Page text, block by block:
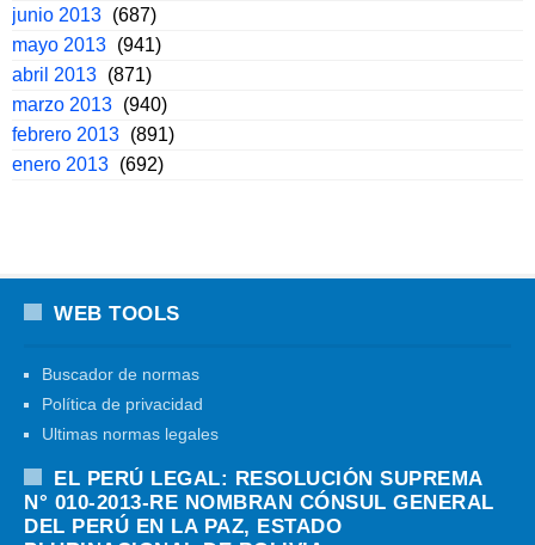
junio 2013 (687)
mayo 2013 (941)
abril 2013 (871)
marzo 2013 (940)
febrero 2013 (891)
enero 2013 (692)
WEB TOOLS
Buscador de normas
Política de privacidad
Ultimas normas legales
EL PERÚ LEGAL: RESOLUCIÓN SUPREMA
N° 010-2013-RE NOMBRAN CÓNSUL GENERAL
DEL PERÚ EN LA PAZ, ESTADO